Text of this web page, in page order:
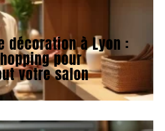
décoration à Lyon :
pour
votre salon